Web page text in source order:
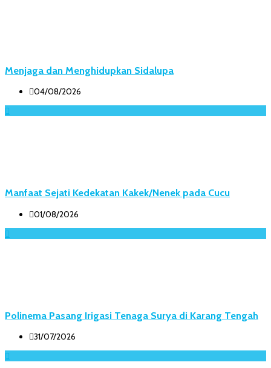
Menjaga dan Menghidupkan Sidalupa
04/08/2026
Manfaat Sejati Kedekatan Kakek/Nenek pada Cucu
01/08/2026
Polinema Pasang Irigasi Tenaga Surya di Karang Tengah
31/07/2026